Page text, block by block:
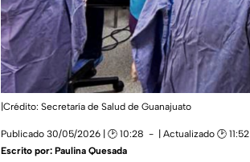
|Crédito: Secretaría de Salud de Guanajuato
Publicado 30/05/2026 | 🕑 10:28 | Actualizado 🕑 11:52
Escrito por: Paulina Quesada